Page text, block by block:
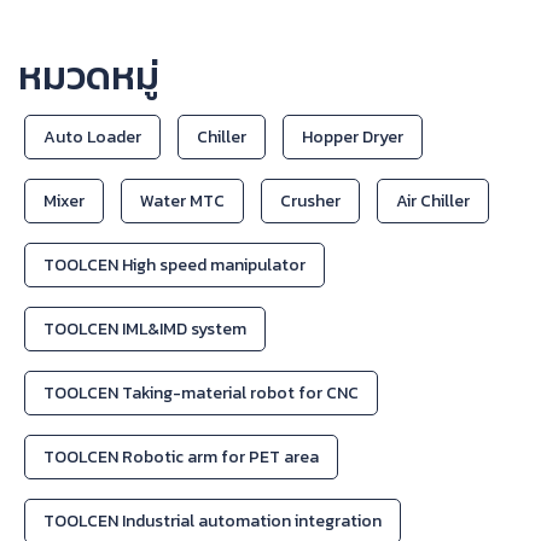
หมวดหมู่
Auto Loader Chiller Hopper Dryer
Mixer Water MTC Crusher Air Chiller
TOOLCEN High speed manipulator
TOOLCEN IML&IMD system
TOOLCEN Taking-material robot for CNC
TOOLCEN Robotic arm for PET area
TOOLCEN Industrial automation integration